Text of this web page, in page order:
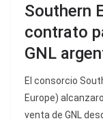
Southern
contrato
GNL
El consorcio
Europe)
venta de GNL